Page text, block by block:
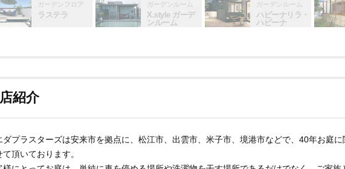
ガーデンフロア
ラステラ
ガーデンルーム
X.style ガーデ
ンルーム
ガーデンルーム
ハピーナリラ・
ハピーナ
紹介
ダプラスターズは安来市を拠点に、松江市、出雲市、米子市、境港市などで、40年お庭
て頂いております。